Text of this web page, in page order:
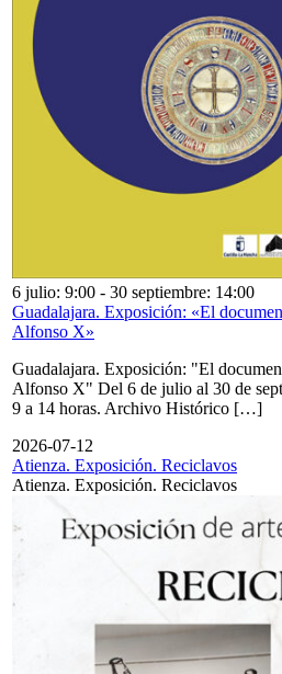
6 julio: 9:00 - 30 septiembre: 14:00
Guadalajara. Exposición: «El
Alfonso X»
Guadalajara. Exposición: "El
Alfonso X" Del 6 de julio al 30 de
9 a 14 horas. Archivo Histórico […]
2026-07-12
Atienza. Exposición. Reciclavos
Atienza. Exposición. Reciclavos